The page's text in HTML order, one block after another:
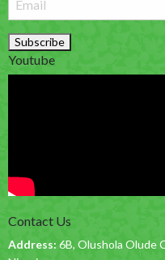
Youtube
Contact Us
Address: 6B, Olushola Olude